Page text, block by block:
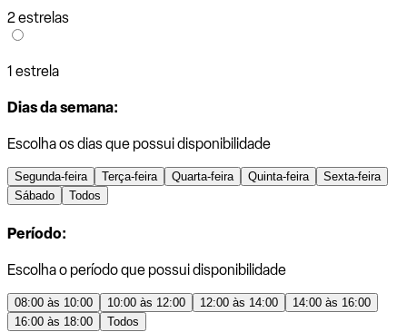
2 estrelas
1 estrela
Dias da semana:
Escolha os dias que possui disponibilidade
Segunda-feira Terça-feira Quarta-feira Quinta-feira
Sexta-feira
Sábado
Todos
Período:
Escolha o período que possui disponibilidade
08:00 às 10:00 10:00 às 12:00 12:00 às 14:00
14:00 às 16:00
16:00 às 18:00
Todos